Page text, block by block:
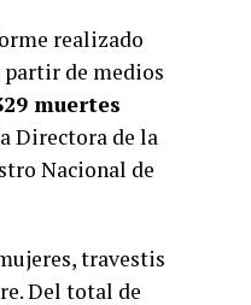
realizado
partir de medios
muertes
Directora de la
Nacional de
travestis
Del total de